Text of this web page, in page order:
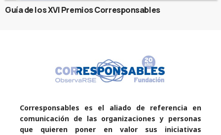
Guía de los XVI Premios Corresponsables
Corresponsables es el aliado de referencia en
comunicación de las organizaciones y personas
que quieren poner en valor sus iniciativas